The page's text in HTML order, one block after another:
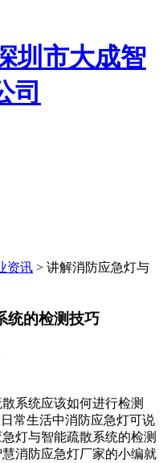
圳市大成智
司
资讯 > 讲解消防应急灯与
统的检测技巧
系统应该如何进行检测
常生活中消防应急灯可说
灯与智能疏散系统的检测
消防应急灯厂家的小编就